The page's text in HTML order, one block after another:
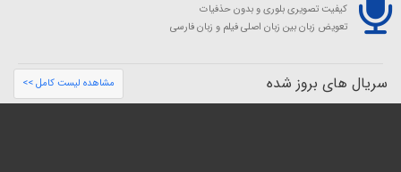
کیفیت تصویری بلوری و بدون حذفیات
تعویض زبان بین زبان اصلی فیلم و زبان فارسی
سریال های بروز شده مشاهده لیست کامل >>